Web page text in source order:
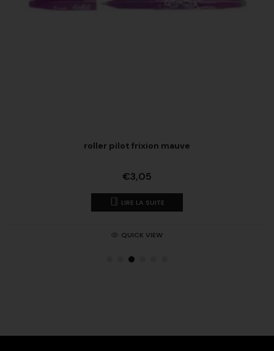
roller pilot frixion mauve
€3,05
LIRE LA SUITE
QUICK VIEW